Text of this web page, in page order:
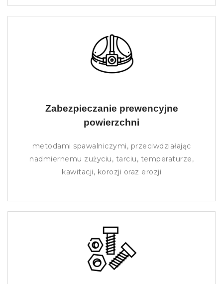
Zabezpieczanie prewencyjne
powierzchni
metodami spawalniczymi, przeciwdziałając
nadmiernemu zużyciu, tarciu, temperaturze,
kawitacji, korozji oraz erozji